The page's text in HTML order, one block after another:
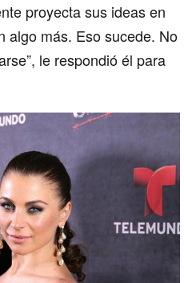
proyecta sus ideas en
algo más. Eso sucede. No
le respondió él para